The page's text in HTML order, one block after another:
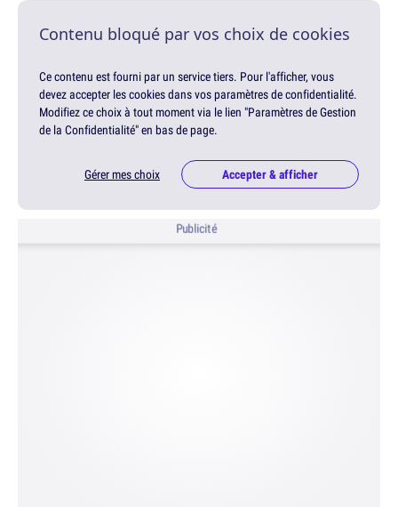
Contenu bloqué par vos choix de cookies
Ce contenu est fourni par un service tiers. Pour l'afficher, vous
devez accepter les cookies dans vos paramètres de confidentialité.
Modifiez ce choix à tout moment via le lien "Paramètres de Gestion
de la Confidentialité" en bas de page.
Gérer mes choix Accepter & afficher
Publicité